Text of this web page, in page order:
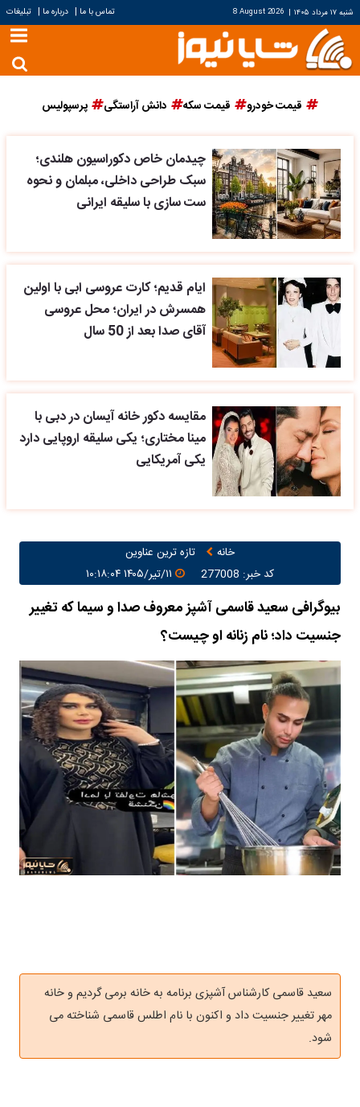
شنبه ۱۷ مرداد ۱۴۰۵ |
8 August 2026 تماس با ما | درباره ما | تبلیغات
قیمت خودرو قیمت سکه دانش آراستگی پرسپولیس
چیدمان خاص دکوراسیون هلندی؛
سبک طراحی داخلی، مبلمان و نحوه
ست سازی با سلیقه ایرانی
ایام قدیم؛ کارت عروسی ابی با اولین
همسرش در ایران؛ محل عروسی
آقای صدا بعد از 50 سال
مقایسه دکور خانه آیسان در دبی با
مینا مختاری؛ یکی سلیقه اروپایی دارد
یکی آمریکایی
خانه
تازه ترین عناوین
کد خبر: 277008
۱۱/تیر/۱۴۰۵ ۱۰:۱۸:۰۴
بیوگرافی سعید قاسمی آشپز معروف صدا و سیما که تغییر
جنسیت داد؛ نام زنانه او چیست؟
سعید قاسمی کارشناس آشپزی برنامه به خانه برمی گردیم و خانه
مهر تغییر جنسیت داد و اکنون با نام اطلس قاسمی شناخته می
شود.